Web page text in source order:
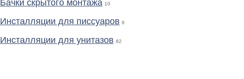
Бачки скрытого монтажа 10
Инсталляции для писсуаров 6
Инсталляции для унитазов 82